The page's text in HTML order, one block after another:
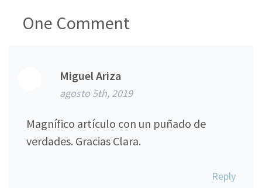
One Comment
Miguel Ariza
agosto 5th, 2019
Magnífico artículo con un puñado de
verdades. Gracias Clara.
Reply